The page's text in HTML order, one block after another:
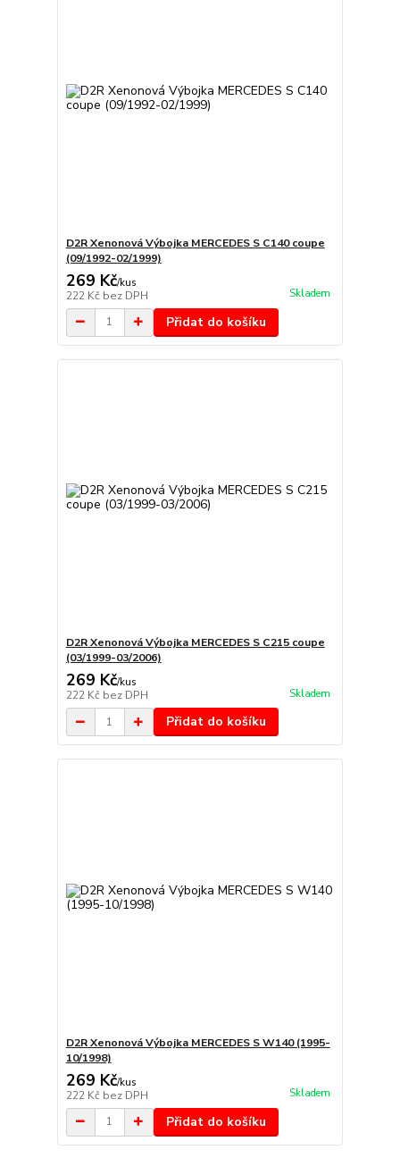
D2R Xenonová Výbojka MERCEDES S C140 coupe
(09/1992-02/1999)
269 Kč/kus
222 Kč bez DPH Skladem
Přidat do košíku
D2R Xenonová Výbojka MERCEDES S C215 coupe
(03/1999-03/2006)
269 Kč/kus
222 Kč bez DPH Skladem
Přidat do košíku
D2R Xenonová Výbojka MERCEDES S W140 (1995-
10/1998)
269 Kč/kus
222 Kč bez DPH Skladem
Přidat do košíku